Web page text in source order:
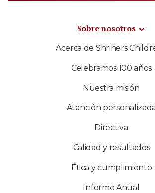
Sobre nosotros
Acerca de Shriners
Celebramos 100 años
Nuestra misión
Atención personalizada
Directiva
Calidad y resultados
Ética y cumplimiento
Informe Anual